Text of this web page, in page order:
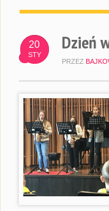
20
STY
Dzień
PRZEZ